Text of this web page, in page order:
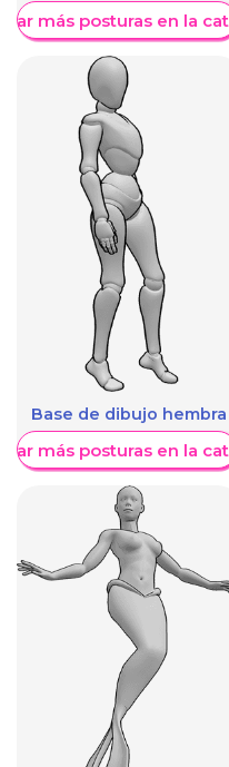
más posturas en la
Base de dibujo hembra
más posturas en la